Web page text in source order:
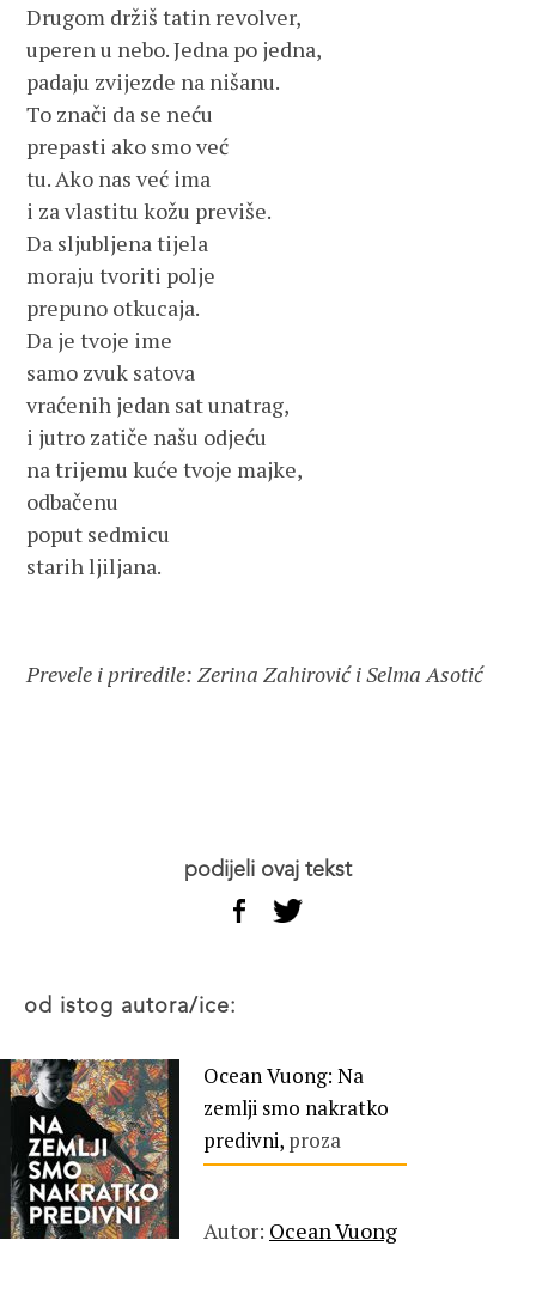
Drugom držiš tatin revolver,
uperen u nebo. Jedna po jedna,
padaju zvijezde na nišanu.
To znači da se neću
prepasti ako smo već
tu. Ako nas već ima
i za vlastitu kožu previše.
Da sljubljena tijela
moraju tvoriti polje
prepuno otkucaja.
Da je tvoje ime
samo zvuk satova
vraćenih jedan sat unatrag,
i jutro zatiče našu odjeću
na trijemu kuće tvoje majke,
odbačenu
poput sedmicu
starih ljiljana.
Prevele i priredile: Zerina Zahirović i Selma Asotić
podijeli ovaj tekst
od istog autora/ice:
Ocean Vuong: Na
zemlji smo nakratko
predivni, proza
Autor: Ocean Vuong